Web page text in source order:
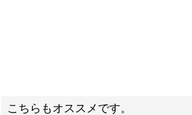
こちらもオススメです。